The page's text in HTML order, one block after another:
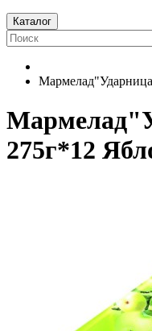
Каталог
275г*12